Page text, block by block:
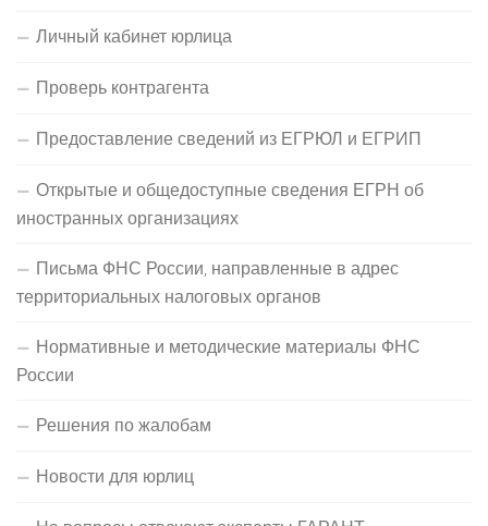
Личный кабинет юрлица
Проверь контрагента
Предоставление сведений из ЕГРЮЛ и ЕГРИП
Открытые и общедоступные сведения ЕГРН об
иностранных организациях
Письма ФНС России, направленные в адрес
территориальных налоговых органов
Нормативные и методические материалы ФНС
России
Решения по жалобам
Новости для юрлиц